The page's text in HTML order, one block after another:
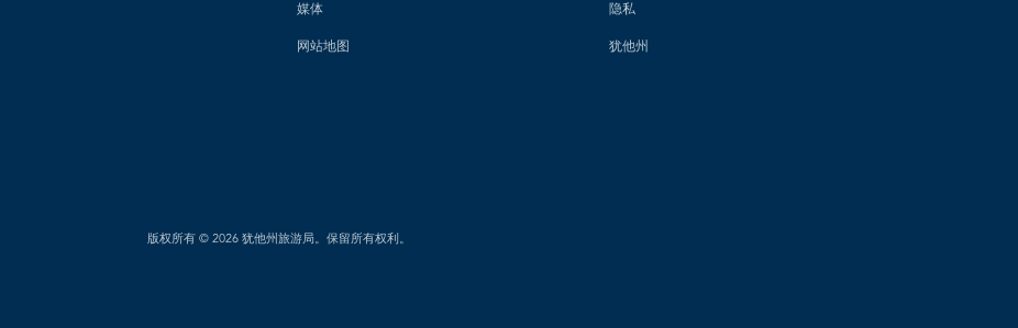
媒体 隐私
网站地图 犹他州
版权所有 © 2026 犹他州旅游局。保留所有权利。